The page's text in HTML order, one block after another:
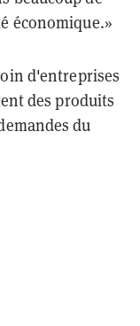
économique.»
d'entreprises
des produits
du